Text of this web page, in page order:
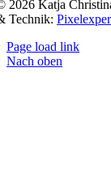
2026 Katja
Technik:
Page load link
Nach oben